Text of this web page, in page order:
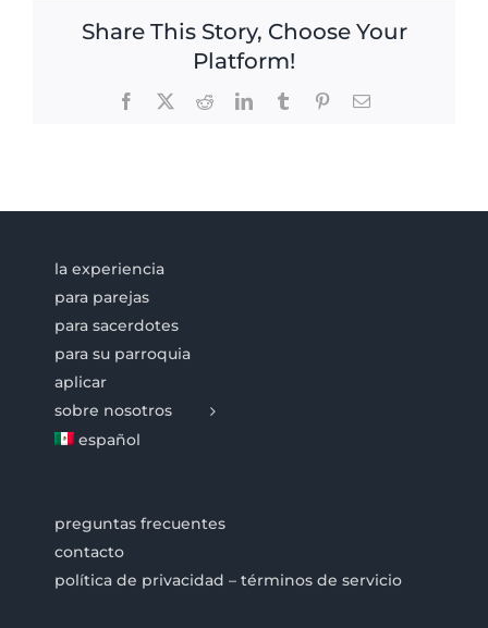
Share This Story, Choose Your
Platform!
Facebook RedditLinkedInTumblr PinterestEmail
la experiencia
para parejas
para sacerdotes
para su parroquia
aplicar
sobre nosotros
español
preguntas frecuentes
contacto
política de privacidad – términos de servicio